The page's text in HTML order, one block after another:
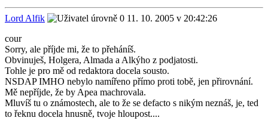
Lord Alfik
11. 10. 2005 v 20:42:26
cour
Sorry, ale příjde mi, že to přeháníš.
Obvinuješ, Holgera, Almada a Alkýho z podjatosti.
Tohle je pro mě od redaktora docela sousto.
NSDAP IMHO nebylo namířeno přímo proti tobě, jen přirovnání.
Mě nepříjde, že by Apea machrovala.
Mluvíš tu o známostech, ale to že se defacto s nikým neznáš, je, ted
to řeknu docela hnusně, tvoje hloupost....